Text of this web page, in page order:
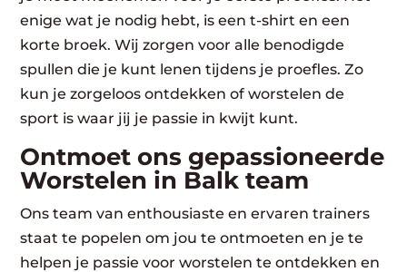
enige wat je nodig hebt, is een t-shirt en een
korte broek. Wij zorgen voor alle benodigde
spullen die je kunt lenen tijdens je proefles. Zo
kun je zorgeloos ontdekken of worstelen de
sport is waar jij je passie in kwijt kunt.
Ontmoet ons gepassioneerde
Worstelen in Balk team
Ons team van enthousiaste en ervaren trainers
staat te popelen om jou te ontmoeten en je te
helpen je passie voor worstelen te ontdekken en